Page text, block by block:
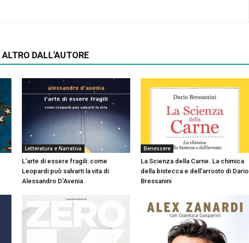
ALTRO DALL'AUTORE
Letteratura e Narrativa
L’arte di essere fragili: come
Leopardi può salvarti la vita di
Alessandro D’Avenia
Benessere
La Scienza della Carne. La chimica
della bistecca e dell’arrosto di Dario
Bressanini